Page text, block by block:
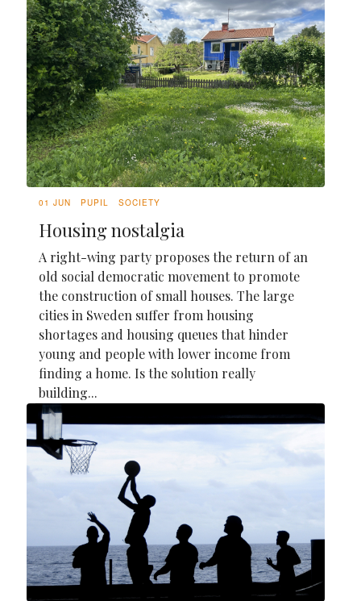
01 JUN PUPIL SOCIETY
Housing nostalgia
A right-wing party proposes the return of an
old social democratic movement to promote
the construction of small houses. The large
cities in Sweden suffer from housing
shortages and housing queues that hinder
young and people with lower income from
finding a home. Is the solution really
building...